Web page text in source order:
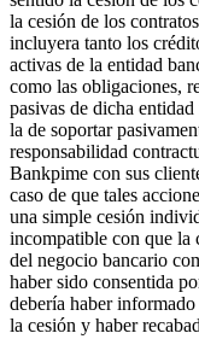
la cesión de los
incluyera tanto los
activas de la entidad
como las obligaciones,
pasivas de dicha
la de soportar
responsabilidad
Bankpime con sus
caso de que tales
una simple cesión
incompatible con que la
del negocio bancario
haber sido consentida
debería haber
la cesión y haber